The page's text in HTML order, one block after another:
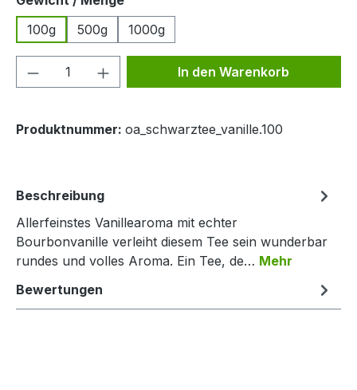
100g
500g 1000g
Produkt Anzahl: Gib denIn den Warenkorb
Produktnummer: oa_schwarztee_vanille.100
Beschreibung
Allerfeinstes Vanillearoma mit echter
Bourbonvanille verleiht diesem Tee sein wunderbar
rundes und volles Aroma. Ein Tee, de… Mehr
Bewertungen